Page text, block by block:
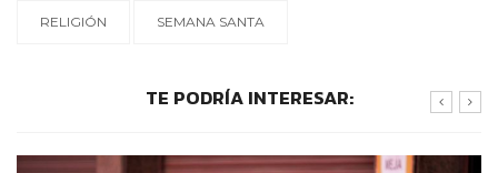
RELIGIÓN SEMANA SANTA
TE PODRÍA INTERESAR: